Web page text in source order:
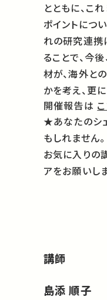
とともに、こ
ポイントにつ
れの研究連携
ることで、今
材が、海外と
かを考え、更
開催報告は
★あなたのシ
もしれません。
お気に入りの
アをお願いし
講師
島添 順子